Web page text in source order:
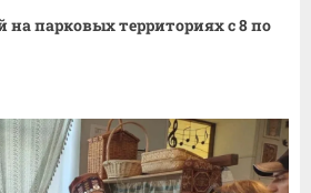
парковых территориях с 8 по